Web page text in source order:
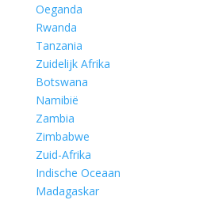
Oeganda
Rwanda
Tanzania
Zuidelijk Afrika
Botswana
Namibië
Zambia
Zimbabwe
Zuid-Afrika
Indische Oceaan
Madagaskar